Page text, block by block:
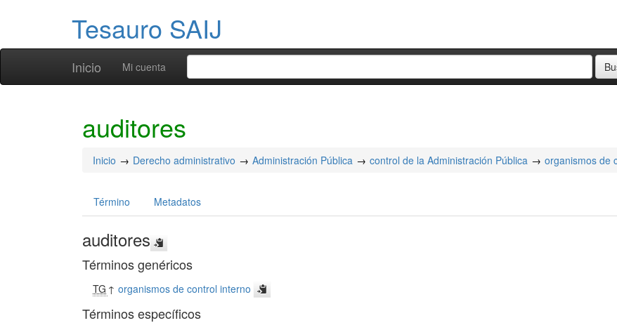
Tesauro SAIJ
Inicio Mi cuenta
auditores
Inicio Derecho administrativo Administración Pública control de la Administración Pública organismos de
Término Metadatos
auditores
Términos genéricos
TG ↑organismos de control interno
Términos específicos